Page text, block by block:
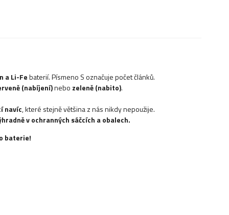
a Li-Febaterií. Písmeno S označuje počet článků.
(nabíjení)nebo zeleně (nabito).
navíc, které stejně většina z nás nikdy nepoužije.
v ochranných sáčcích a obalech.
baterie!